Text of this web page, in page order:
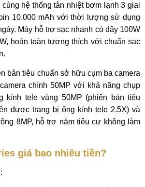
hệ thống tản nhiệt bơm lạnh 3 giai
10.000 mAh với thời lượng sử dụng
Máy hỗ trợ sạc nhanh có dây 100W
hoàn toàn tương thích với chuẩn sạc
bản tiêu chuẩn sở hữu cụm ba camera
chính 50MP với khả năng chụp
kính tele vàng 50MP (phiên bản tiêu
được trang bị ống kính tele 2.5X) và
8MP, hỗ trợ năm tiêu cự không làm
giá bao nhiêu tiền?